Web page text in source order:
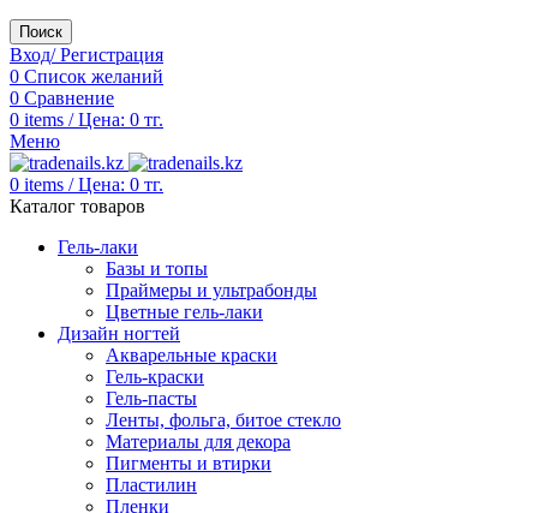
Поиск
Вход/ Регистрация
0 Список желаний
0 Сравнение
0 items / Цена: 0 тг.
Меню
0 items / Цена: 0 тг.
Каталог товаров
Гель-лаки
Базы и топы
Праймеры и ультрабонды
Цветные гель-лаки
Дизайн ногтей
Акварельные краски
Гель-краски
Гель-пасты
Ленты, фольга, битое стекло
Материалы для декора
Пигменты и втирки
Пластилин
Пленки